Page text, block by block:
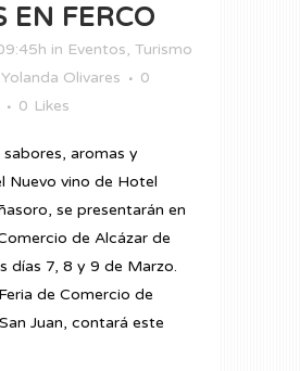
EN FERCO
in Eventos, Turismo
Yolanda Olivares
0
0 Likes
sabores, aromas y
Nuevo vino de Hotel
se presentarán en
de Alcázar de
días 7, 8 y 9 de Marzo.
de Comercio de
Juan, contará este